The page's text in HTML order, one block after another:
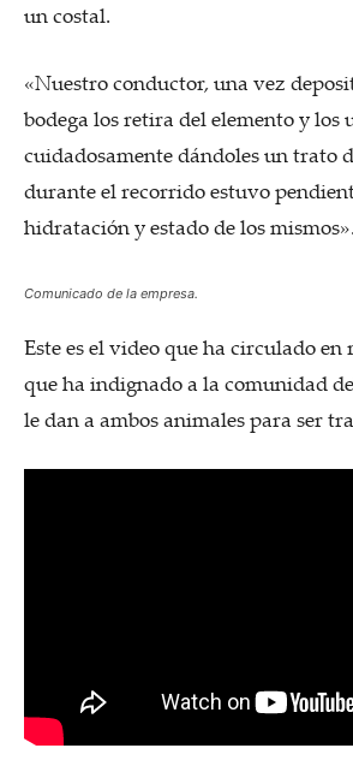
un costal.
«Nuestro conductor, una vez
bodega los retira del elemento y los
cuidadosamente dándoles un trato
durante el recorrido estuvo
hidratación y estado de los mismos».
Comunicado de la empresa.
Este es el video que ha circulado en
que ha indignado a la comunidad
le dan a ambos animales para ser